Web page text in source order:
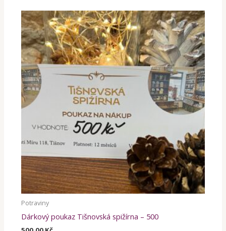
Potraviny
Dárkový poukaz Tišnovská spižírna – 500